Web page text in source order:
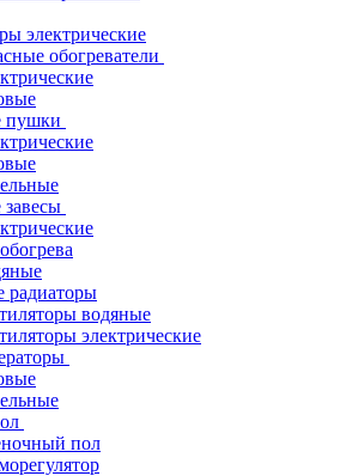
электрические
обогреватели
пушки
радиаторы
водяные
электрические
пол